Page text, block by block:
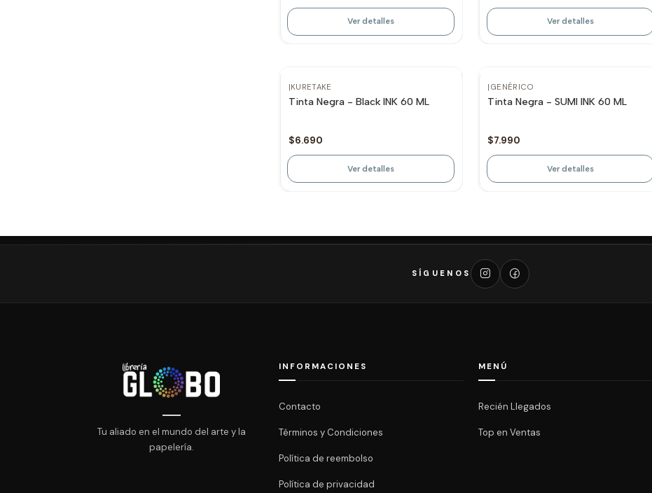
Ver detalles Ver detalles
Agotado
|KURETAKE
Tinta Negra - Black INK 60 ML
$6.690
Ver detalles
Agotado
| GENÉRICO
Tinta Negra - SUMI INK 60 ML
$7.990
Ver detalles
SÍGUENOS
Tu aliado en el mundo del arte y la
papelería.
INFORMACIONES
Contacto
Términos y Condiciones
Política de reembolso
Política de privacidad
MENÚ
Recién Llegados
Top en Ventas